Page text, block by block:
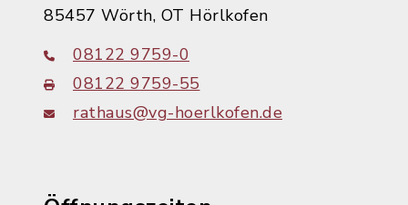
85457 Wörth, OT Hörlkofen
08122 9759-0
08122 9759-55
rathaus@vg-hoerlkofen.de